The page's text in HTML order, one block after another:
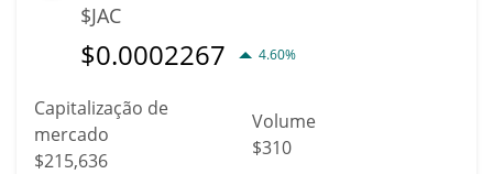
$JAC
$0.0002267 4.60%
Capitalização de
mercado
$215,636
Volume
$310